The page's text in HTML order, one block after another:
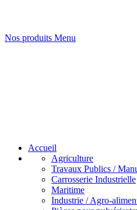
Nos produits Menu
Accueil
Agriculture
Travaux Publics /
Carrosserie Industrielle
Maritime
Industrie / Agro-